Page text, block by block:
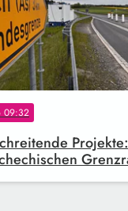
09:32